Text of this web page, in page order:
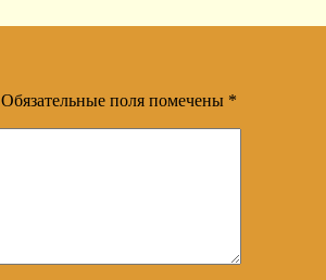
Обязательные поля помечены *